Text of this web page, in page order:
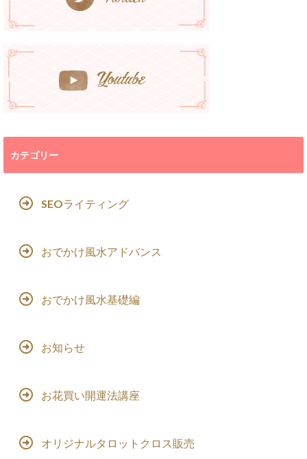
カテゴリー
SEOライティング
おでかけ風水アドバンス
おでかけ風水基礎編
お知らせ
お花買い開運法講座
オリジナルタロットクロス販売